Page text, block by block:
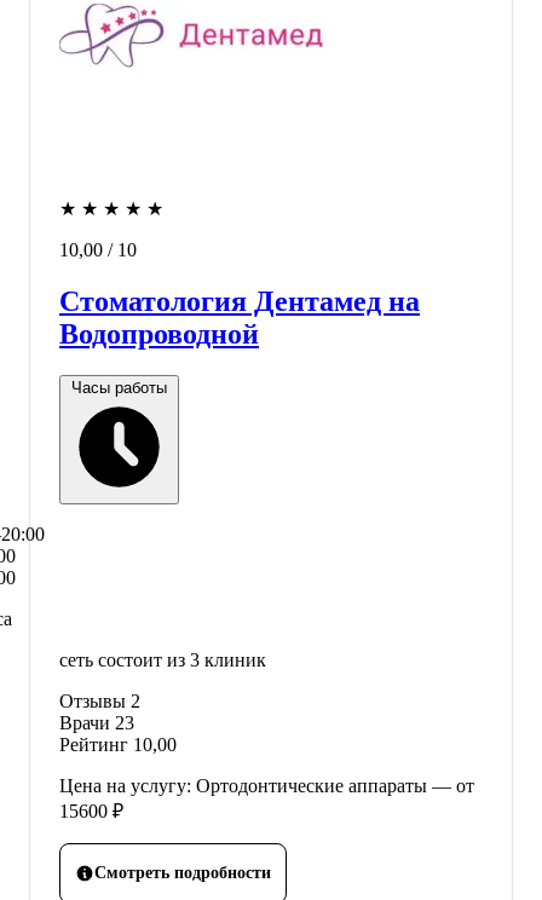
★ ★ ★ ★ ★
10,00 / 10
Стоматология Дентамед на
Водопроводной
Часы работы
сеть состоит из 3 клиник
Отзывы 2
Врачи 23
Рейтинг 10,00
Цена на услугу: Ортодонтические аппараты — от
15600 ₽
Смотреть подробности